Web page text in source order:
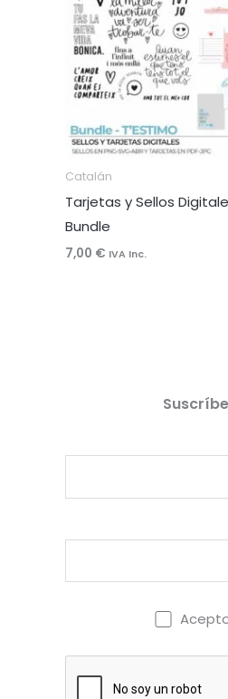
Catalán
Tarjetas y Sellos
Bundle
7,00 € IVA Inc.